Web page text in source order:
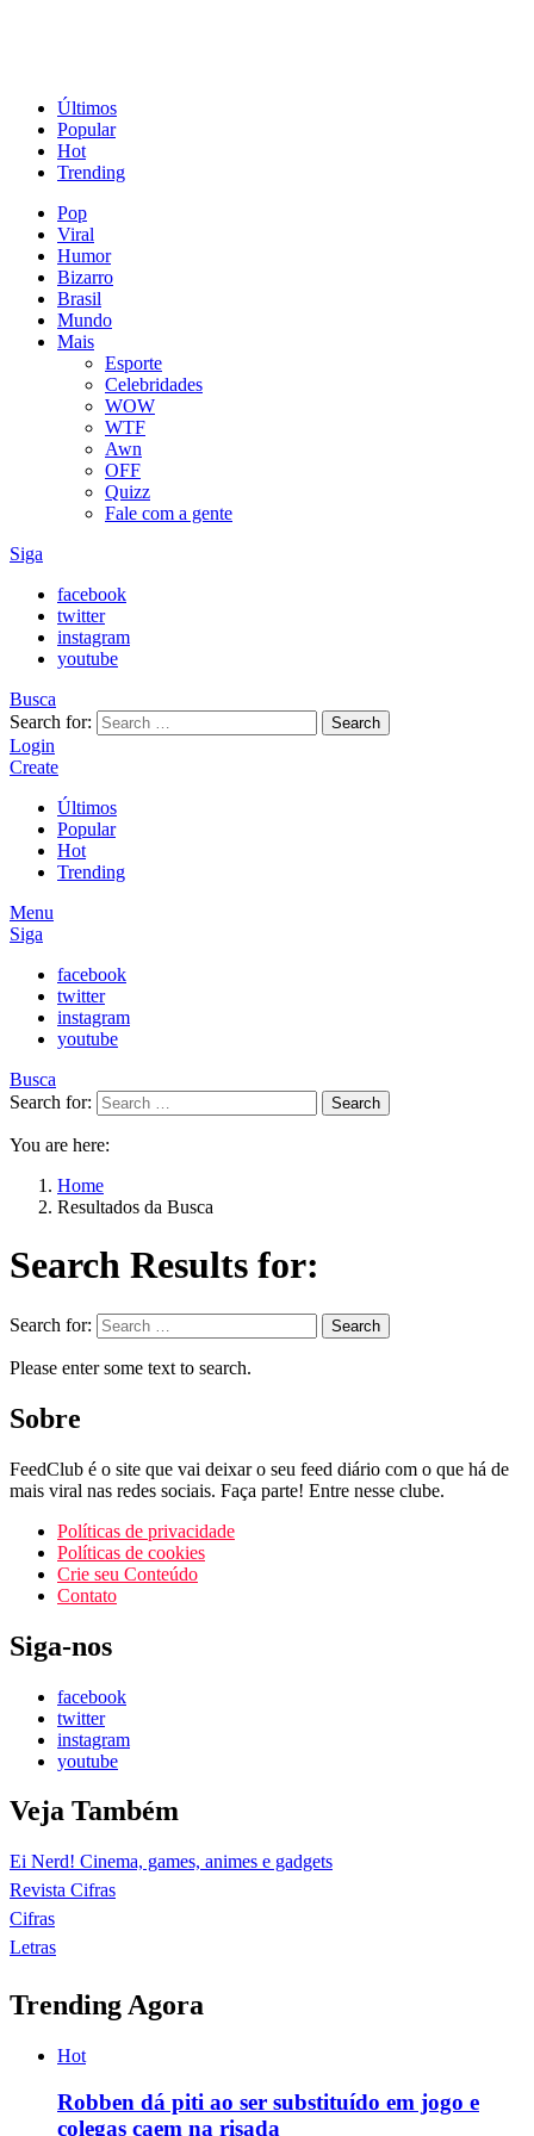
Últimos
Popular
Hot
Trending
Pop
Viral
Humor
Bizarro
Brasil
Mundo
Mais
Esporte
Celebridades
WOW
WTF
Awn
OFF
Quizz
Fale com a gente
Siga
facebook
twitter
instagram
youtube
Busca
Search for:
Search
Login
Create
Últimos
Popular
Hot
Trending
Menu
Siga
facebook
twitter
instagram
youtube
Busca
Search for:
Search
You are here:
Home
Resultados da Busca
Search Results for:
Search for: Search
Please enter some text to search.
Sobre
FeedClub é o site que vai deixar o seu feed diário com o que há de
mais viral nas redes sociais. Faça parte! Entre nesse clube.
Políticas de privacidade
Políticas de cookies
Crie seu Conteúdo
Contato
Siga-nos
facebook
twitter
instagram
youtube
Veja Também
Ei Nerd! Cinema, games, animes e gadgets
Revista Cifras
Cifras
Letras
Trending Agora
Hot
Robben dá piti ao ser substituído em jogo e
colegas caem na risada